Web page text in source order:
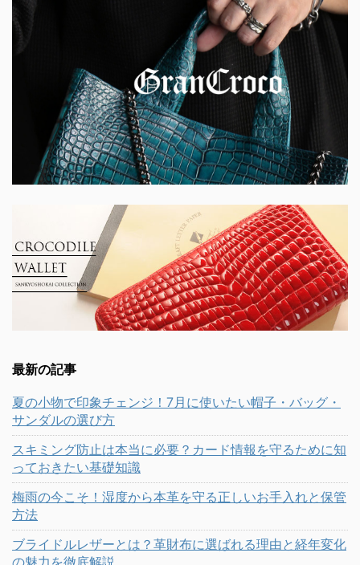
最新の記事
夏の小物で印象チェンジ！7月に使いたい帽子・バッグ・
サンダルの選び方
スキミング防止は本当に必要？カード情報を守るために知
っておきたい基礎知識
梅雨の今こそ！湿度から本革を守る正しいお手入れと保管
方法
ブライドルレザーとは？革財布に選ばれる理由と経年変化
の魅力を徹底解説